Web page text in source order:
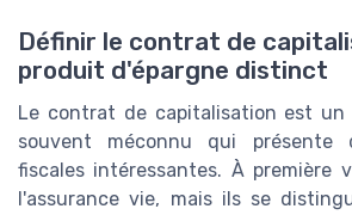
Définir le contrat de
produit d'épargne distinct
Le contrat de capitalisation est un
souvent méconnu qui présente
fiscales intéressantes. À première
l'assurance vie, mais ils se